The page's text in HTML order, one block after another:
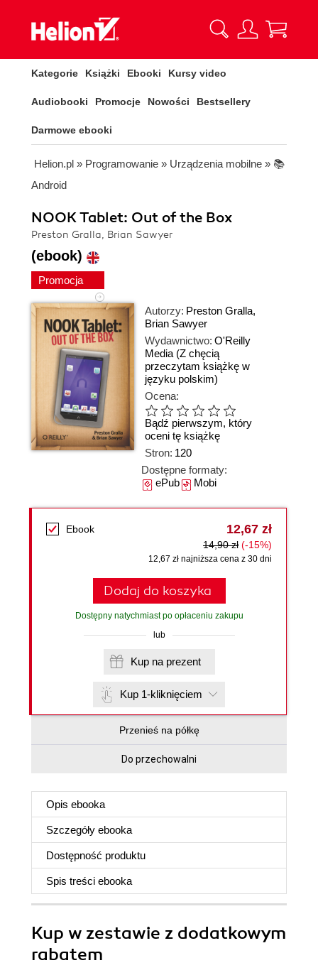
Kategorie Książki Ebooki Kursy video
Audiobooki Promocje Nowości Bestsellery
Darmowe ebooki
Helion.pl » Programowanie » Urządzenia mobilne » 📚
Android
NOOK Tablet: Out of the Box
Preston Gralla, Brian Sawyer
(ebook)
Promocja
Autorzy: Preston Gralla,
Brian Sawyer
Wydawnictwo: O'Reilly
Media (Z chęcią
przeczytam książkę w
języku polskim)
Ocena:
Bądź pierwszym, który
oceni tę książkę
Stron: 120
Dostępne formaty:
ePubMobi
Ebook 12,67 zł
14,90 zł (-15%)
12,67 zł najniższa cena z 30 dni
Dodaj do koszyka
Dostępny natychmiast po opłaceniu zakupu
lub
Kup na prezent
Kup 1-kliknięciem
Przenieś na półkę
Do przechowalni
Opis ebooka
Szczegóły ebooka
Dostępność produktu
Spis treści ebooka
Kup w zestawie z dodatkowym
rabatem